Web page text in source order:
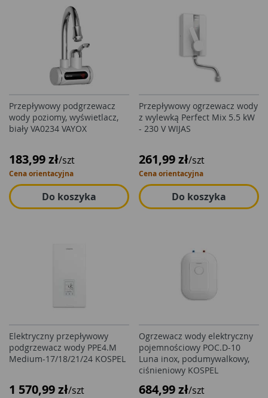
Przepływowy podgrzewacz
wody poziomy, wyświetlacz,
biały VA0234 VAYOX
183,99 zł/szt
Cena orientacyjna
Do koszyka
Przepływowy ogrzewacz wody
z wylewką Perfect Mix 5.5 kW
- 230 V WIJAS
261,99 zł/szt
Cena orientacyjna
Do koszyka
Elektryczny przepływowy
podgrzewacz wody PPE4.M
Medium-17/18/21/24 KOSPEL
1 570,99 zł/szt
Ogrzewacz wody elektryczny
pojemnościowy POC.D-10
Luna inox, podumywalkowy,
ciśnieniowy KOSPEL
684,99 zł/szt